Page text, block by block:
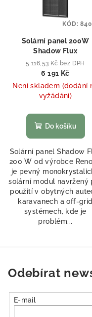
Solární panel 200W
Shadow Flux
5 116,53 Kč bez DPH
6 191 Kč
Není skladem (dodání
vyžádání)
Do košíku
Solární panel Shadow
200 W od výrobce
je pevný
solární modul navržený
použití v obytných
karavanech a off-grid
systémech, kde je
problém...
KÓD:
Odebírat
E-mail